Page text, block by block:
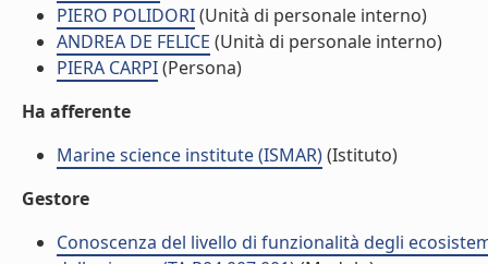
PIERO POLIDORI(Unità di personale interno)
ANDREA DE FELICE (Unità di personale interno)
PIERA CARPI(Persona)
Ha afferente
Marine science institute (ISMAR)(Istituto)
Gestore
Conoscenza del livello di funzionalità degli